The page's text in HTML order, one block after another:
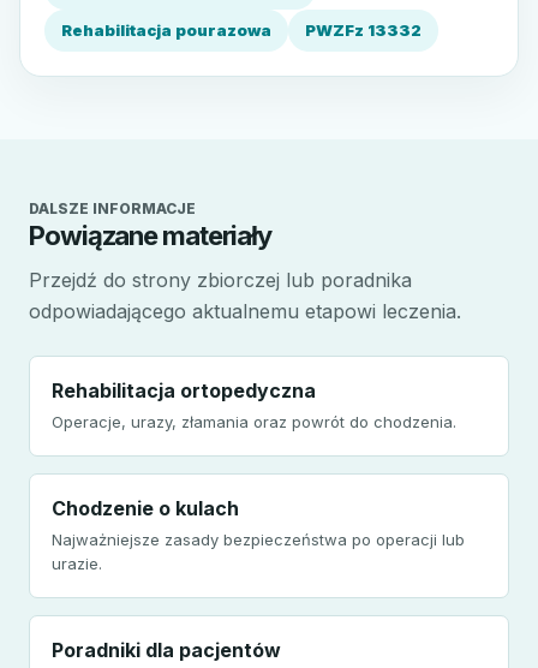
Rehabilitacja pourazowa PWZFz 13332
DALSZE INFORMACJE
Powiązane materiały
Przejdź do strony zbiorczej lub poradnika
odpowiadającego aktualnemu etapowi leczenia.
Rehabilitacja ortopedyczna
Operacje, urazy, złamania oraz powrót do chodzenia.
Chodzenie o kulach
Najważniejsze zasady bezpieczeństwa po operacji lub
urazie.
Poradniki dla pacjentów